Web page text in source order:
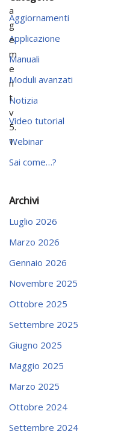
a
g
e
m
e
n
t
v
5.
1.
Aggiornamenti
Applicazione
Manuali
Moduli avanzati
Notizia
Video tutorial
Webinar
Sai come…?
Archivi
Luglio 2026
Marzo 2026
Gennaio 2026
Novembre 2025
Ottobre 2025
Settembre 2025
Giugno 2025
Maggio 2025
Marzo 2025
Ottobre 2024
Settembre 2024